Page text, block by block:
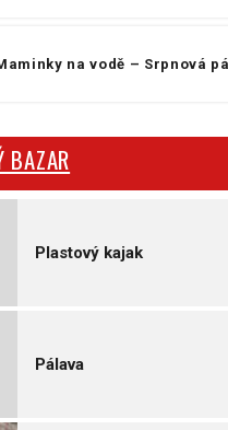
na vodě – Srpnová
BAZAR
Plastový kajak
Pálava